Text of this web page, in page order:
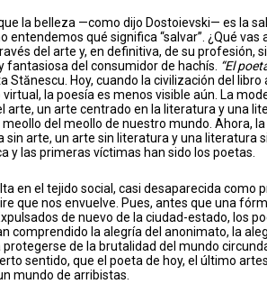
la belleza —como dijo Dostoievski— es la
entendemos qué significa “salvar”. ¿Qué
del arte y, en definitiva, de su profesión,
fantasiosa del consumidor de hachís. “El
Stănescu. Hoy, cuando la civilización del
la poesía es menos visible aún. La
arte, un arte centrado en la literatura y una
meollo del meollo de nuestro mundo. Ahora,
sin arte, un arte sin literatura y una literatura
y las primeras víctimas han sido los poetas.
en el tejido social, casi desaparecida como
que nos envuelve. Pues, antes que una
de nuevo de la ciudad-estado, los
comprendido la alegría del anonimato, la
de la brutalidad del mundo
sentido, que el poeta de hoy, el último
mundo de arribistas.